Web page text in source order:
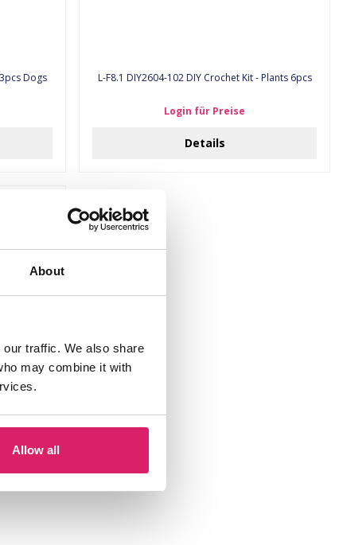
About
traffic. We also share
may combine it with
Allow all
Dogs L-F8.1 DIY2604-102 DIY Crochet Kit - Plants 6pcs
Login für Preise
Details
Flowers